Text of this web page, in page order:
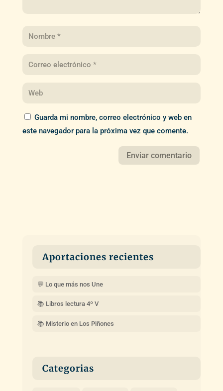
Guarda mi nombre, correo electrónico y web en
este navegador para la próxima vez que comente.
Aportaciones recientes
💬 Lo que más nos Une
📚 Libros lectura 4º V
📚 Misterio en Los Piñones
Categorias